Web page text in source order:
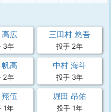
高広
3年
三田村 悠吾
投手 2年
高
2年
中村 海斗
投手 3年
伍
1年
堀田 昂佑
投手 1年